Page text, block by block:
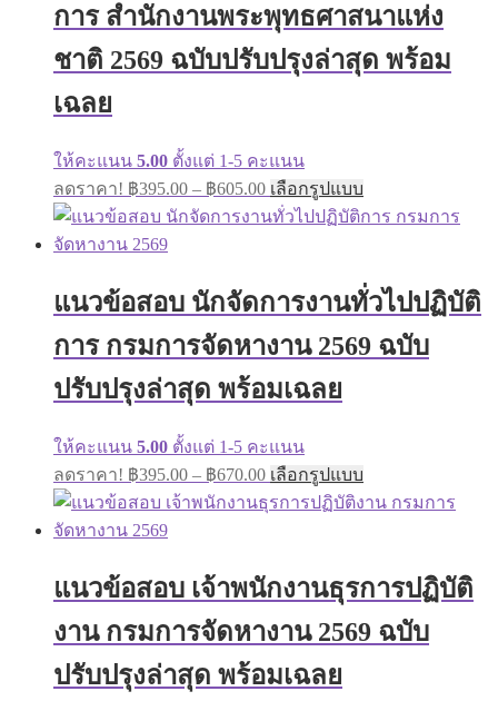
be
chosen
on
the
การ สำนักงานพระพุทธศาสนาแห่ง
ชาติ 2569 ฉบับปรับปรุงล่าสุด พร้อม
เฉลย
ให้คะแนน 5.00 ตั้งแต่ 1-5 คะแนน
ลดราคา! ฿395.00 – ฿605.00Price
range:
฿395.00
เลือกรูปแบบ
product
has
The
options
be
chosen
แนวข้อสอบ นักจัดการงานทั่วไปปฏิบัติ
การ กรมการจัดหางาน 2569 ฉบับ
ปรับปรุงล่าสุด พร้อมเฉลย
ให้คะแนน 5.00 ตั้งแต่ 1-5 คะแนน
ลดราคา! ฿395.00 – ฿670.00Price
range:
฿395.00
เลือกรูปแบบ
product
has
options
be
chosen
แนวข้อสอบ เจ้าพนักงานธุรการปฏิบัติ
งาน กรมการจัดหางาน 2569 ฉบับ
ปรับปรุงล่าสุด พร้อมเฉลย